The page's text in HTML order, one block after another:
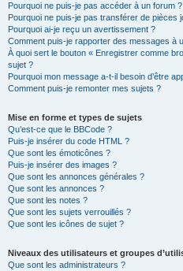
Pourquoi ne puis-je pas accéder à un forum ?
Pourquoi ne puis-je pas transférer de pièces
Pourquoi ai-je reçu un avertissement ?
Comment puis-je rapporter des messages à
À quoi sert le bouton « Enregistrer comme
sujet ?
Pourquoi mon message a-t-il besoin d’être
Comment puis-je remonter mes sujets ?
Mise en forme et types de sujets
Qu’est-ce que le BBCode ?
Puis-je insérer du code HTML ?
Que sont les émoticônes ?
Puis-je insérer des images ?
Que sont les annonces générales ?
Que sont les annonces ?
Que sont les notes ?
Que sont les sujets verrouillés ?
Que sont les icônes de sujet ?
Niveaux des utilisateurs et groupes
Que sont les administrateurs ?